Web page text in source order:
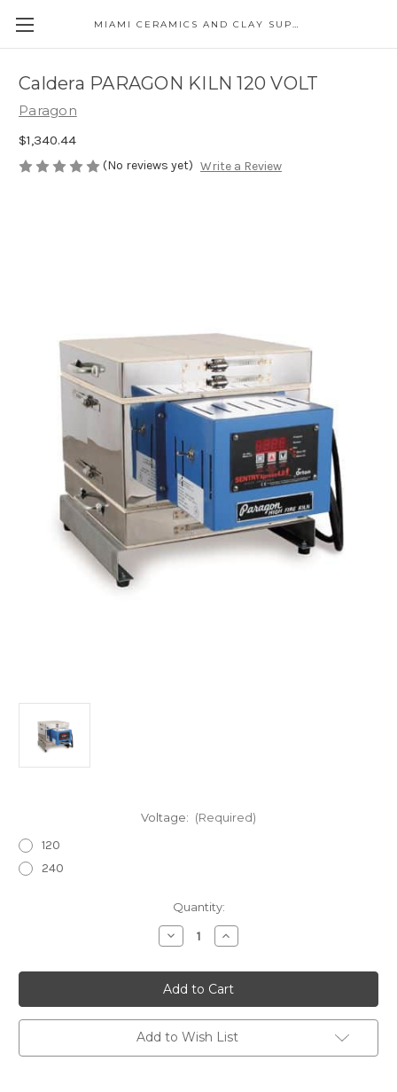
MIAMI CERAMICS AND CLAY SUPPLIES
Caldera PARAGON KILN 120 VOLT
Paragon
$1,340.44
(No reviews yet) Write a Review
Voltage: (Required)
120
240
Quantity:
Decrease
Quantity
Caldera
PARAGON
KILN
120
VOLT
Increase
Quantity
Caldera
PARAGON
KILN
120
VOLT
Add to Wish List